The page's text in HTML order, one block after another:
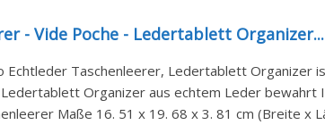
- Vide Poche - Ledertablett Organizer...
Echtleder Taschenleerer, Ledertablett Organizer
Organizer aus echtem Leder bewahrt
Maße 16. 51 x 19. 68 x 3. 81 cm (Breite x